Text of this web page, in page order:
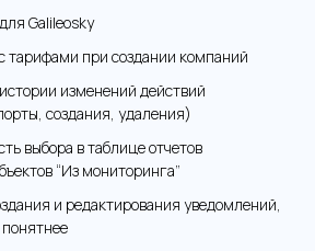
Galileosky
тарифами при создании компаний
изменений действий
создания, удаления)
выбора в таблице отчетов
“Из мониторинга”
и редактирования уведомлений,